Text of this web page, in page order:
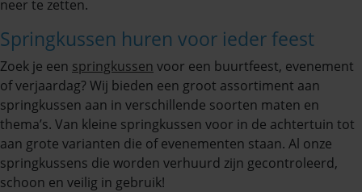
neer te zetten.
Springkussen huren voor ieder feest
Zoek je een springkussen voor een buurtfeest, evenement
of verjaardag? Wij bieden een groot assortiment aan
springkussen aan in verschillende soorten maten en
thema’s. Van kleine springkussen voor in de achtertuin tot
aan grote varianten die of evenementen staan. Al onze
springkussens die worden verhuurd zijn gecontroleerd,
schoon en veilig in gebruik!